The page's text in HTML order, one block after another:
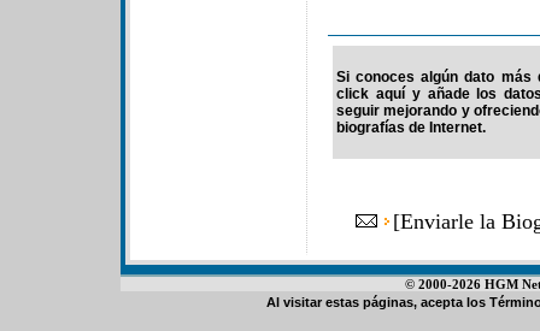
Si conoces algún dato más
click aquí y añade los
seguir mejorando y
biografías de Internet.
[Enviarle la
© 2000-2026 HGM
Al visitar estas páginas, acepta los